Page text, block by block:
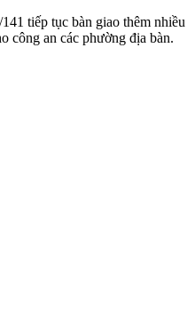
tiếp tục bàn giao thêm nhiều
công an các phường địa bàn.